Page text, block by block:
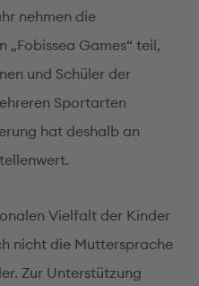
nehmen die
„Fobissea Games“ teil,
und Schüler der
Sportarten
hat deshalb an
Vielfalt der Kinder
nicht die Muttersprache
Zur Unterstützung